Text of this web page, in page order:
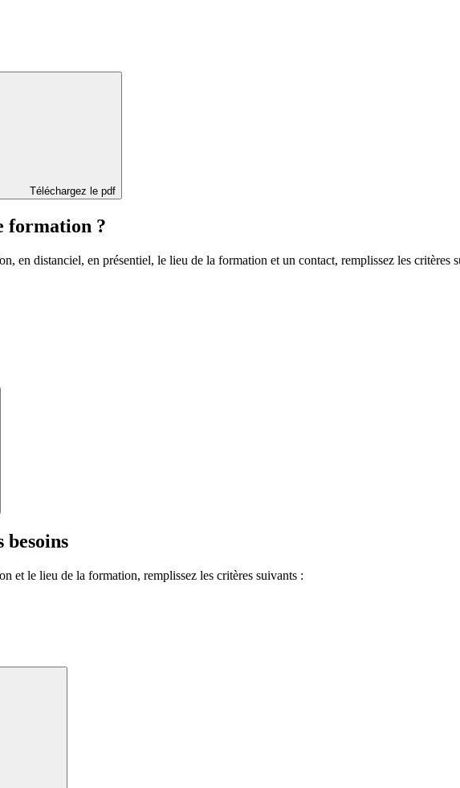
Téléchargez le pdf
formation ?
en distanciel, en présentiel, le lieu de la formation et un contact, remplissez les critères
besoins
et le lieu de la formation, remplissez les critères suivants :